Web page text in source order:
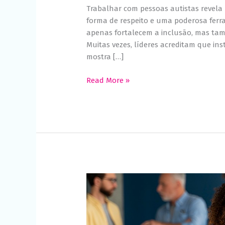
Trabalhar com pessoas autistas
forma de respeito e uma poderosa
apenas fortalecem a inclusão, mas
Muitas vezes, líderes acreditam que
mostra […]
Read More »
Inclusão
no
trabalho:
como